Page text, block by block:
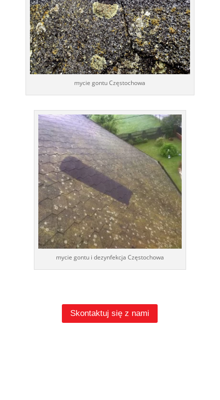
mycie gontu Częstochowa
mycie gontu i dezynfekcja Częstochowa
Skontaktuj się z nami